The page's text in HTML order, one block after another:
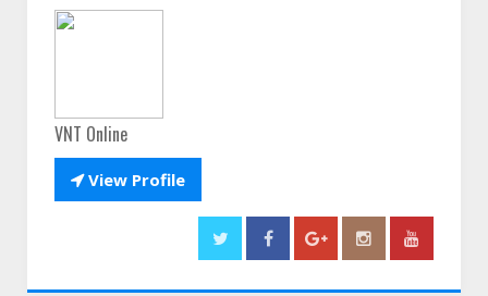
VNT Online
View Profile